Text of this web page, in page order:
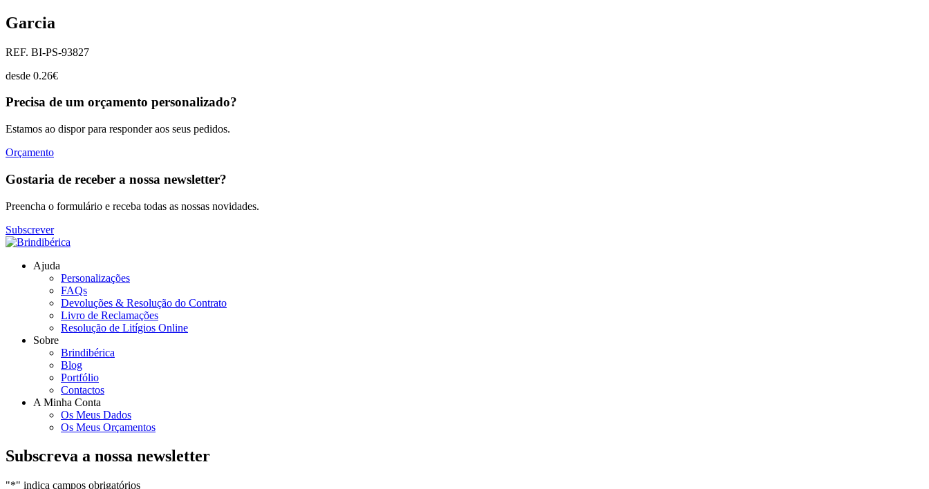
Garcia
REF. BI-PS-93827
desde 0.26€
Precisa de um orçamento personalizado?
Estamos ao dispor para responder aos seus pedidos.
Orçamento
Gostaria de receber a nossa newsletter?
Preencha o formulário e receba todas as nossas novidades.
Subscrever
Ajuda
Personalizações
FAQs
Devoluções & Resolução do Contrato
Livro de Reclamações
Resolução de Litígios Online
Sobre
Brindibérica
Blog
Portfólio
Contactos
A Minha Conta
Os Meus Dados
Os Meus Orçamentos
Subscreva a nossa newsletter
"*" indica campos obrigatórios